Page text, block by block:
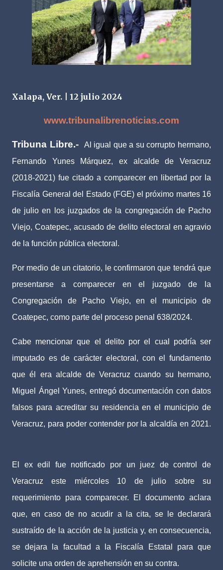
Xalapa, Ver. | 12 julio 2024
www.tribunalibrenoticias.com
Tribuna Libre.-
Al igual que a su corrupto hermano,
Fernando Yunes Márquez, ex alcalde de Veracruz
(2018-2021) fue citado a comparecer en libertad por la
Fiscalía General del Estado (FGE) el próximo martes 16
de julio en los juzgados de la congregación de Pacho
Viejo, Coatepec, acusado de delito electoral en agravio
de la función pública electoral.
Por medio de un citatorio, le confirmaron que tendrá que
presentarse a comparecer en el juzgado de la
Congregación de Pacho Viejo, en el municipio de
Coatepec, como parte del proceso penal 638/2024.
Cabe mencionar que el delito por el cual podría ser
imputado es de carácter electoral, con el fundamento
que él era alcalde de Veracruz cuando su hermano,
Miguel Ángel Yunes, entregó documentación con datos
falsos para acreditar su residencia en el municipio de
Veracruz, para poder contender por la alcaldía en 2021.
El ex edil fue notificado por un juez de control de
Veracruz este miércoles 10 de julio sobre su
requerimiento para comparecer. El documento aclara
que, en caso de no acudir a la cita, se le declarará
sustraído de la acción de la justicia y, en consecuencia,
se dejara la facultad a la Fiscalía Estatal para que
solicite una orden de aprehensión en su contra.